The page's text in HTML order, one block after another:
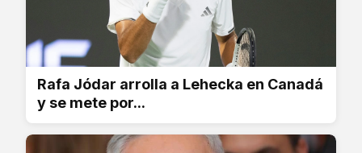
Rafa Jódar arrolla a Lehecka en Canadá
y se mete por...